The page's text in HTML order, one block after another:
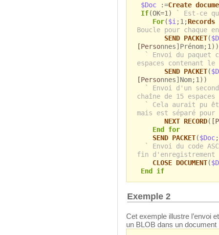
$Doc :=Create
If(OK=1)
` Est-ce
For($i ;1;
Boucle pour chaque
SEND PACKET(
[Personnes]Prénom;1))
` Envoi du paquet
espaces contenant le
SEND PACKET(
[Personnes]Nom;1))
` Envoi d'un
chaîne de 15 espaces
` Cela aurait pu
mais est séparé
NEXT RECORD(
End for
SEND PACKET($Doc;
` Envoi du code
fin
CLOSE DOCUMENT(
End if
Exemple 2
Cet exemple illustre l’envoi
un BLOB dans un document